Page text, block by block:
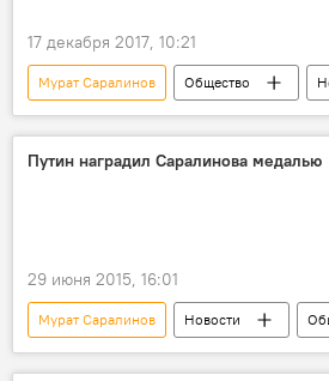
17 декабря 2017, 10:21
Мурат Саралинов Общество
спорт
Кыргызстан
Путин наградил Саралинова медалью
29 июня 2015, 16:01
Мурат Саралинов Новости
В мире
Владимир Путин